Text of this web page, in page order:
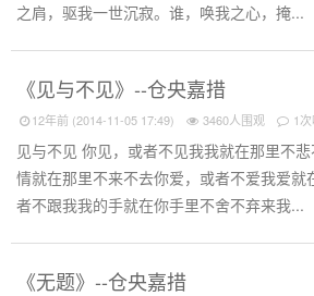
之肩，驱我一世沉寂。谁，唤我之心，掩...
《见与不见》--仓央嘉措
12年前 (2014-11-05 17:49) 3460人围观 1
见与不见 你见，或者不见我我就在那里不
情就在那里不来不去你爱，或者不爱我爱就
者不跟我我的手就在你手里不舍不弃来我...
《无题》--仓央嘉措